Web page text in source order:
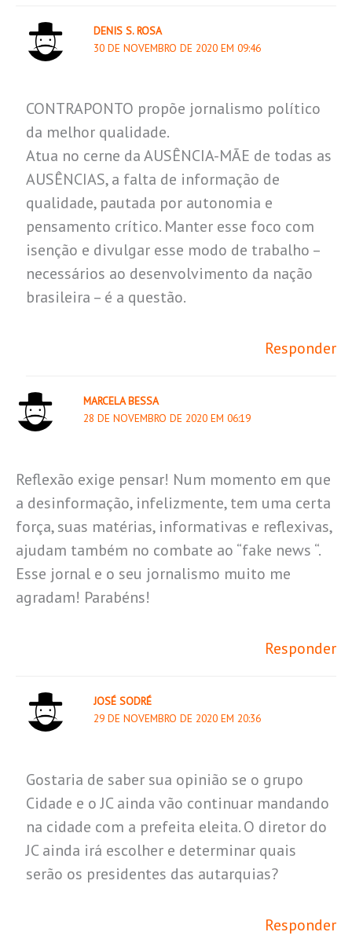
DENIS S. ROSA
30 DE NOVEMBRO DE 2020 EM 09:46
CONTRAPONTO propõe jornalismo político
da melhor qualidade.
Atua no cerne da AUSÊNCIA-MÃE de todas as
AUSÊNCIAS, a falta de informação de
qualidade, pautada por autonomia e
pensamento crítico. Manter esse foco com
isenção e divulgar esse modo de trabalho –
necessários ao desenvolvimento da nação
brasileira – é a questão.
Responder
MARCELA BESSA
28 DE NOVEMBRO DE 2020 EM 06:19
Reflexão exige pensar! Num momento em que
a desinformação, infelizmente, tem uma certa
força, suas matérias, informativas e reflexivas,
ajudam também no combate ao “fake news “.
Esse jornal e o seu jornalismo muito me
agradam! Parabéns!
Responder
JOSÉ SODRÉ
29 DE NOVEMBRO DE 2020 EM 20:36
Gostaria de saber sua opinião se o grupo
Cidade e o JC ainda vão continuar mandando
na cidade com a prefeita eleita. O diretor do
JC ainda irá escolher e determinar quais
serão os presidentes das autarquias?
Responder